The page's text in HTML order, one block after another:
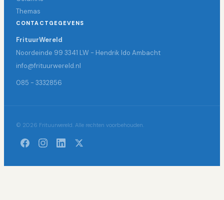
Themas
CONTACTGEGEVENS
FrituurWereld
Noordeinde 99 3341 LW - Hendrik Ido Ambacht
info@frituurwereld.nl
085 - 3332856
© 2026 Frituurwereld. Alle rechten voorbehouden.